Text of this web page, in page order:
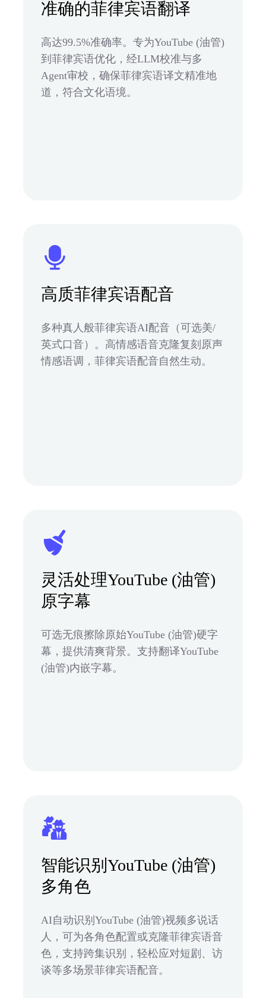
准确的菲律宾语翻译
高达99.5%准确率。专为YouTube (油管)
到菲律宾语优化，经LLM校准与多
Agent审校，确保菲律宾语译文精准地
道，符合文化语境。
高质菲律宾语配音
多种真人般菲律宾语AI配音（可选美/
英式口音）。高情感语音克隆复刻原声
情感语调，菲律宾语配音自然生动。
灵活处理YouTube (油管)
原字幕
可选无痕擦除原始YouTube (油管)硬字
幕，提供清爽背景。支持翻译YouTube
(油管)内嵌字幕。
智能识别YouTube (油管)
多角色
AI自动识别YouTube (油管)视频多说话
人，可为各角色配置或克隆菲律宾语音
色，支持跨集识别，轻松应对短剧、访
谈等多场景菲律宾语配音。